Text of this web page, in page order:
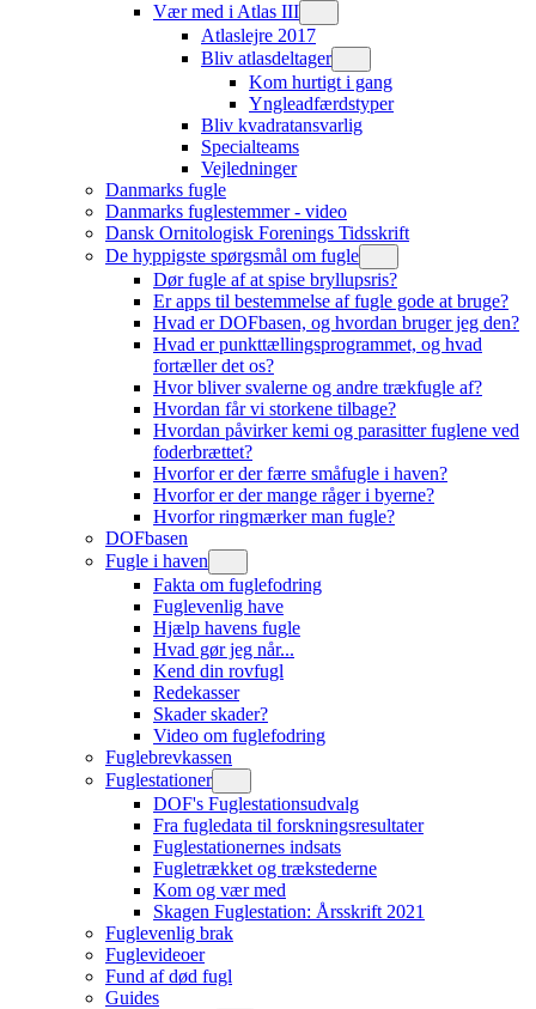
Vær med i Atlas III
Atlaslejre 2017
Bliv atlasdeltager
Kom hurtigt i gang
Yngleadfærdstyper
Bliv kvadratansvarlig
Specialteams
Vejledninger
Danmarks fugle
Danmarks fuglestemmer - video
Dansk Ornitologisk Forenings Tidsskrift
De hyppigste spørgsmål om fugle
Dør fugle af at spise bryllupsris?
Er apps til bestemmelse af fugle gode at bruge?
Hvad er DOFbasen, og hvordan bruger jeg den?
Hvad er punkttællingsprogrammet, og hvad
fortæller det os?
Hvor bliver svalerne og andre trækfugle af?
Hvordan får vi storkene tilbage?
Hvordan påvirker kemi og parasitter fuglene ved
foderbrættet?
Hvorfor er der færre småfugle i haven?
Hvorfor er der mange råger i byerne?
Hvorfor ringmærker man fugle?
DOFbasen
Fugle i haven
Fakta om fuglefodring
Fuglevenlig have
Hjælp havens fugle
Hvad gør jeg når...
Kend din rovfugl
Redekasser
Skader skader?
Video om fuglefodring
Fuglebrevkassen
Fuglestationer
DOF's Fuglestationsudvalg
Fra fugledata til forskningsresultater
Fuglestationernes indsats
Fugletrækket og trækstederne
Kom og vær med
Skagen Fuglestation: Årsskrift 2021
Fuglevenlig brak
Fuglevideoer
Fund af død fugl
Guides